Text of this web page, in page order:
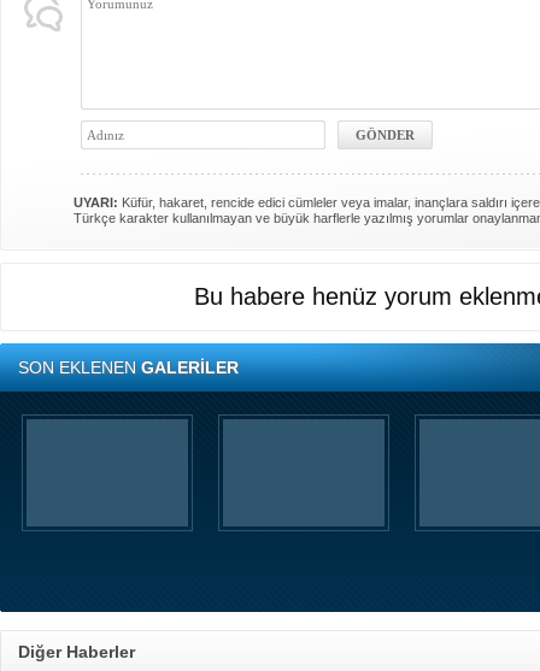
UYARI: Küfür, hakaret, rencide edici cümleler veya imalar, inançlara saldırı
Türkçe karakter kullanılmayan ve büyük harflerle yazılmış yorumlar
Bu habere henüz yorum
SON EKLENENGALERİLER
Diğer Haberler